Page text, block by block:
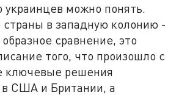
украинцев можно понять.
в западную колонию -
сравнение, это
того, что произошло с
ключевые решения
США и Британии, а